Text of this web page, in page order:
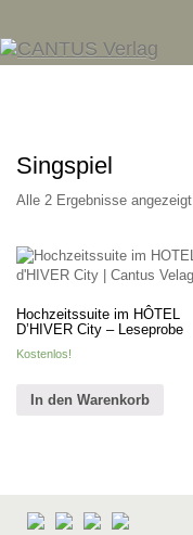
Singspiel
Alle 2 Ergebnisse angezeigt
Hochzeitssuite im HÔTEL
D’HIVER City – Leseprobe
Kostenlos!
In den Warenkorb